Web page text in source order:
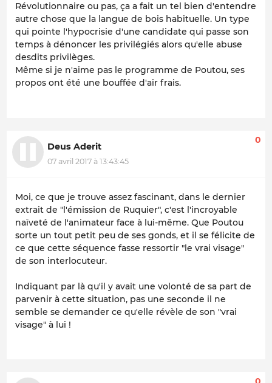
Révolutionnaire ou pas, ça a fait un tel bien d'entendre
autre chose que la langue de bois habituelle. Un type
qui pointe l'hypocrisie d'une candidate qui passe son
temps à dénoncer les privilégiés alors qu'elle abuse
desdits privilèges.
Même si je n'aime pas le programme de Poutou, ses
propos ont été une bouffée d'air frais.
Deus Aderit
07 avril 2017 à 13:43:45
0
Moi, ce que je trouve assez fascinant, dans le dernier
extrait de "l'émission de Ruquier", c'est l'incroyable
naïveté de l'animateur face à lui-même. Que Poutou
sorte un tout petit peu de ses gonds, et il se félicite de
ce que cette séquence fasse ressortir "le vrai visage"
de son interlocuteur.
Indiquant par là qu'il y avait une volonté de sa part de
parvenir à cette situation, pas une seconde il ne
semble se demander ce qu'elle révèle de son "vrai
visage" à lui !